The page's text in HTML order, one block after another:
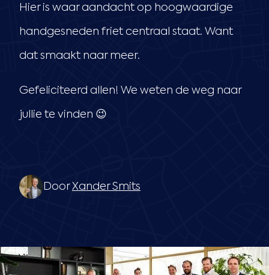
Hier is waar aandacht op hoogwaardige
handgesneden friet centraal staat. Want
dat smaakt naar meer.
Gefeliciteerd allen! We weten de weg naar
jullie te vinden 😉
DoorXander Smits